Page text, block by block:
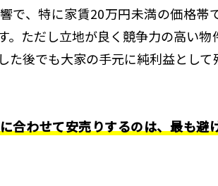
で、特に家賃20万円未満の価格帯
。ただし立地が良く競争力の高い
た後でも大家の手元に純利益として
合わせて安売りするのは、最も避